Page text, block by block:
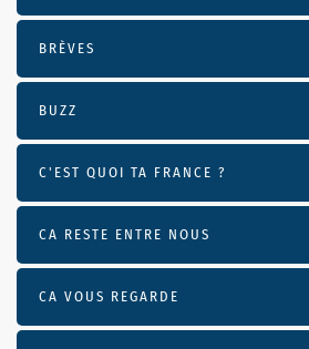
BRÈVES
BUZZ
C'EST QUOI TA FRANCE ?
CA RESTE ENTRE NOUS
CA VOUS REGARDE